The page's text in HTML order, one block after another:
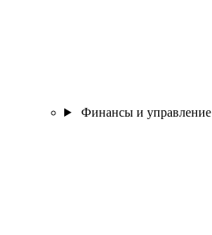
Финансы и управление